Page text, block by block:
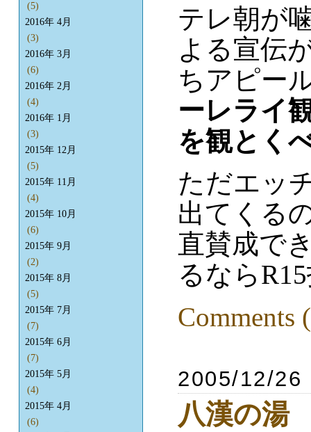
テレ朝が
よる宣伝
ちアピー
ーレライ
を観とく
ただエッ
出てくる
直賛成で
るなら
Comments
2005/12/26
八漢の湯
(5)
2016年 4月
(3)
2016年 3月
(6)
2016年 2月
(4)
2016年 1月
(3)
2015年 12月
(5)
2015年 11月
(4)
2015年 10月
(6)
2015年 9月
(2)
2015年 8月
(5)
2015年 7月
(7)
2015年 6月
(7)
2015年 5月
(4)
2015年 4月
(6)